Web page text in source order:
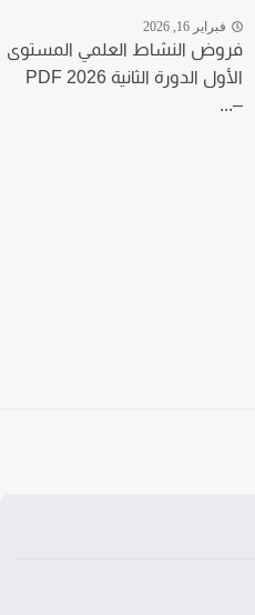
فبراير 16, 2026
فروض النشاط العلمي المستوى
الأول الدورة الثانية PDF 2026
–...